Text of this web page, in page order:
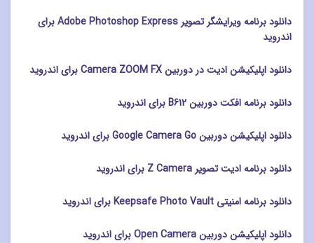
دانلود برنامه ویرایشگر تصویر Adobe Photoshop Express برای
اندروید
دانلود اپلیکیشن ادیت در دوربین Camera ZOOM FX برای اندروید
دانلود برنامه افکت دوربین B612 برای اندروید
دانلود اپلیکیشن دوربین Google Camera Go برای اندروید
دانلود برنامه ادیت تصویر Z Camera برای اندروید
دانلود برنامه امنیتی Keepsafe Photo Vault برای اندروید
دانلود اپلیکیشن دوربین Open Camera برای اندروید